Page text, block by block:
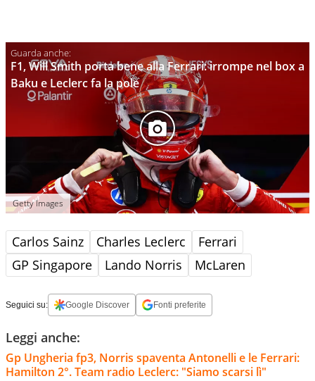
F1, Will Smith porta bene alla Ferrari: irrompe nel box a
Baku e Leclerc fa la pole
Getty Images
Carlos Sainz Charles Leclerc
Ferrari
GP Singapore
Lando Norris McLaren
Seguici su: Google Discover Fonti preferite
Leggi anche:
Gp Ungheria fp3, Norris spaventa Antonelli e le Ferrari:
Hamilton 2°. Team radio Leclerc: "Siamo scarsi lì"